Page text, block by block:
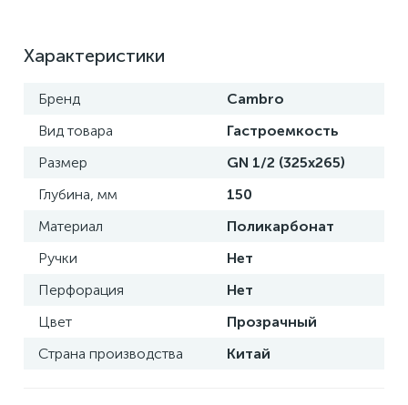
Характеристики
Бренд
Cambro
Вид товара
Гастроемкость
Размер
GN 1/2 (325x265)
Глубина, мм
150
Материал
Поликарбонат
Ручки
Нет
Перфорация
Нет
Цвет
Прозрачный
Страна производства
Китай